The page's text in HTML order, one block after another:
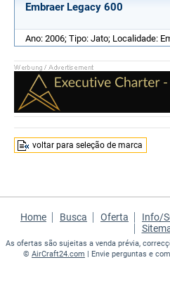
Embraer Legacy 600
Ano: 2006; Tipo: Jato; Localidade:
voltar para seleção de marca
Home Busca Oferta Info/
As ofertas são sujeitas a venda prévia,
© AirCraft24.com | Envie perguntas e